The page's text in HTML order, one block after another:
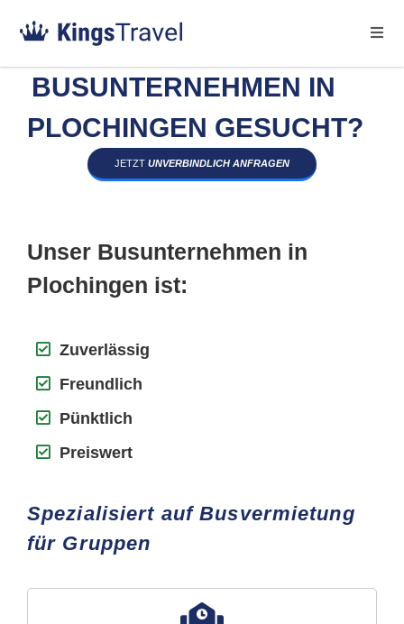
BUSUNTERNEHMEN IN
PLOCHINGEN GESUCHT?
JETZT UNVERBINDLICH ANFRAGEN
Unser Busunternehmen in
Plochingen ist:
Zuverlässig
Freundlich
Pünktlich
Preiswert
Spezialisiert auf Busvermietung
für Gruppen